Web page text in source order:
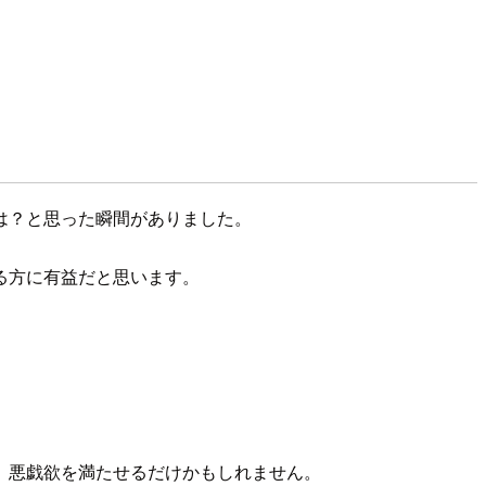
と思った瞬間がありました。
に有益だと思います。
戯欲を満たせるだけかもしれません。